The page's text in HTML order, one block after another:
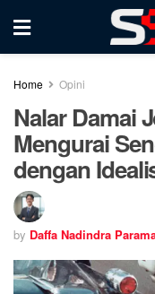
Home Opini
Nalar Damai
Mengurai
dengan
by Daffa Nadindra